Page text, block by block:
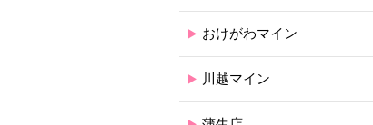
おけがわマイン
川越マイン